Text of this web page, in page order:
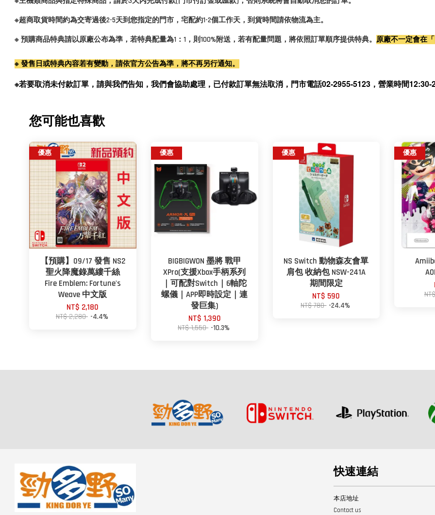
※超商取貨時間約為交寄過後2-5天到您指定的門市，宅配約1-2個工作天，到貨時間請依物流為主。
※ 預購商品特典請以原廠公布為準，若特典配量為1：1，則100%附送，若有配量問題，將依照訂單順序提供特典。 原廠不一定會在
※ 發售日或特典內容若有變動，請依官方公告為準，將不再另行通知。
※若要取消未付款訂單，請與我們告知，我們會協助處理，已付款訂單無法取消，門市電話02-2955-5123，營業時間
您可能也喜歡
優惠
【預購】09/17 發售 NS2
聖火降魔錄萬縷千絲
Fire Emblem: Fortune's
Weave 中文版
NT$ 2,180
NT$ 2,280 -4.4%
優惠
BIGBIGWON 墨將 戰甲
XPro(支援Xbox手柄系列
｜可配對Switch｜6軸陀
螺儀｜APP即時設定｜連
發巨集)
NT$ 1,390
NT$ 1,550 -10.3%
優惠
NS Switch 動物森友會單
肩包 收納包 NSW-241A
期間限定
NT$ 590
NT$ 780 -24.4%
優惠
快速連結
本店地址
Contact us